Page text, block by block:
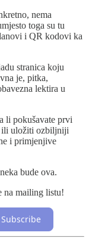
nema
toga su tu
i QR kodovi ka
stranica koju
je, pitka,
lektira u
li pokušavate prvi
ili uložiti ozbiljniji
i primjenjive
bude ova.
na mailing listu!
Subscribe